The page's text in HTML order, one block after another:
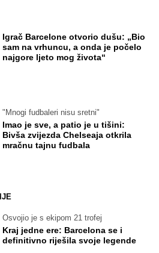
Igrač Barcelone otvorio dušu: „Bio
sam na vrhuncu, a onda je počelo
najgore ljeto mog života“
"Mnogi fudbaleri nisu sretni"
Imao je sve, a patio je u tišini:
Bivša zvijezda Chelseaja otkrila
mračnu tajnu fudbala
Osvojio je s ekipom 21 trofej
Kraj jedne ere: Barcelona se i
definitivno riješila svoje legende